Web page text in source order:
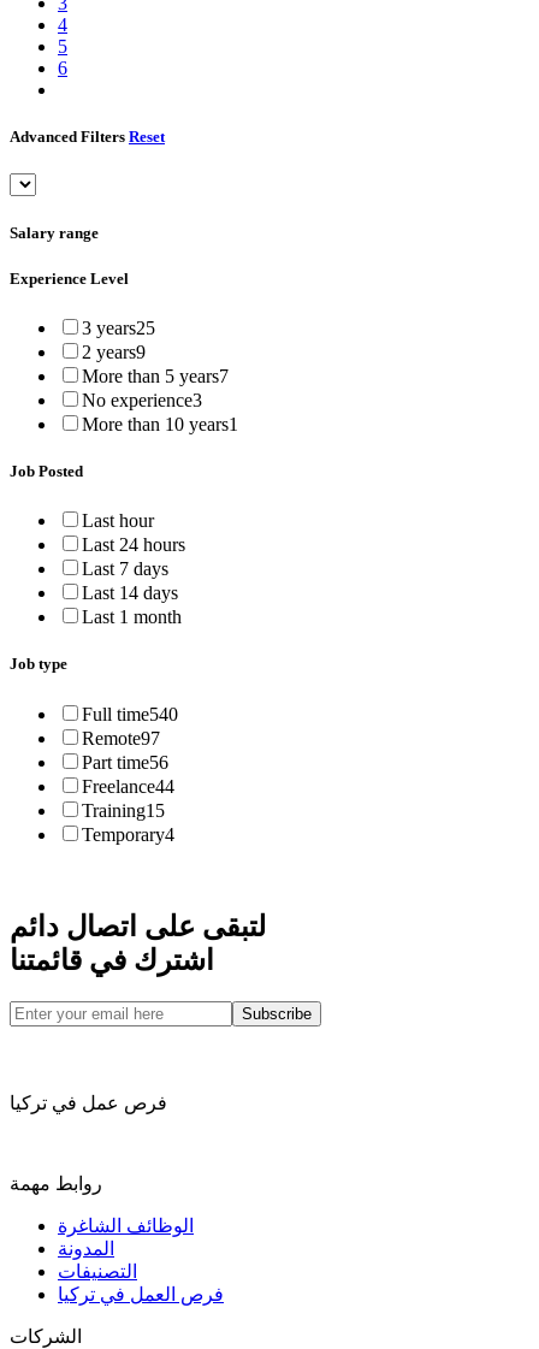
4
5
6
Advanced Filters Reset
Salary range
Experience Level
3 years25
2 years9
More than 5 years7
No experience3
More than 10 years1
Job Posted
Last hour
Last 24 hours
Last 7 days
Last 14 days
Last 1 month
Job type
Full time540
Remote97
Part time56
Freelance44
Training15
Temporary4
لتبقى على اتصال دائم
اشترك في قائمتنا
Subscribe
فرص عمل في تركيا
روابط مهمة
الوظائف الشاغرة
المدونة
التصنيفات
فرص العمل في تركيا
الشركات